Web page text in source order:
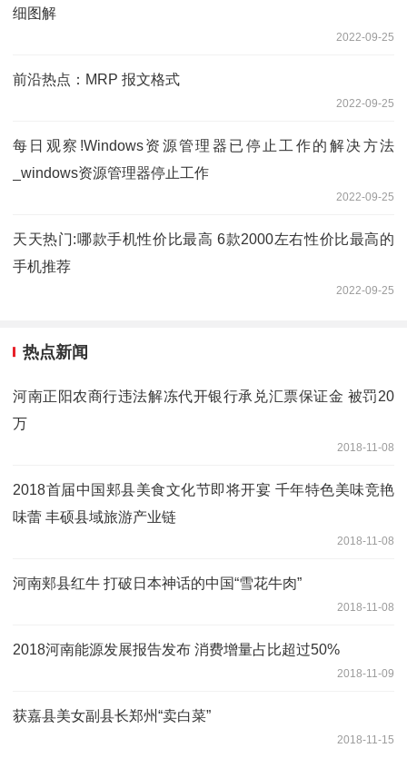
细图解
2022-09-25
前沿热点：MRP 报文格式
2022-09-25
每日观察!Windows资源管理器已停止工作的解决方法
_windows资源管理器停止工作
2022-09-25
天天热门:哪款手机性价比最高 6款2000左右性价比最高的
手机推荐
2022-09-25
热点新闻
河南正阳农商行违法解冻代开银行承兑汇票保证金 被罚20
万
2018-11-08
2018首届中国郏县美食文化节即将开宴 千年特色美味竞艳
味蕾 丰硕县域旅游产业链
2018-11-08
河南郏县红牛 打破日本神话的中国“雪花牛肉”
2018-11-08
2018河南能源发展报告发布 消费增量占比超过50%
2018-11-09
获嘉县美女副县长郑州“卖白菜”
2018-11-15